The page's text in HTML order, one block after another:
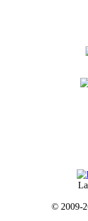
© 2009-